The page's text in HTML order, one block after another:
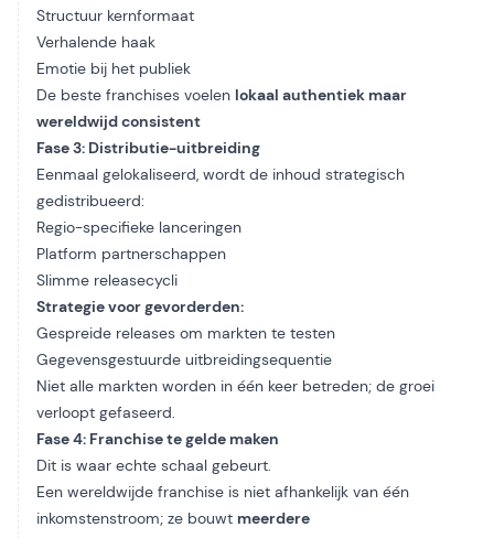
Structuur kernformaat
Verhalende haak
Emotie bij het publiek
De beste franchises voelen lokaal authentiek maar
wereldwijd consistent
Fase 3: Distributie-uitbreiding
Eenmaal gelokaliseerd, wordt de inhoud strategisch
gedistribueerd:
Regio-specifieke lanceringen
Platform partnerschappen
Slimme releasecycli
Strategie voor gevorderden:
Gespreide releases om markten te testen
Gegevensgestuurde uitbreidingsequentie
Niet alle markten worden in één keer betreden; de groei
verloopt gefaseerd.
Fase 4: Franchise te gelde maken
Dit is waar echte schaal gebeurt.
Een wereldwijde franchise is niet afhankelijk van één
inkomstenstroom; ze bouwt meerdere